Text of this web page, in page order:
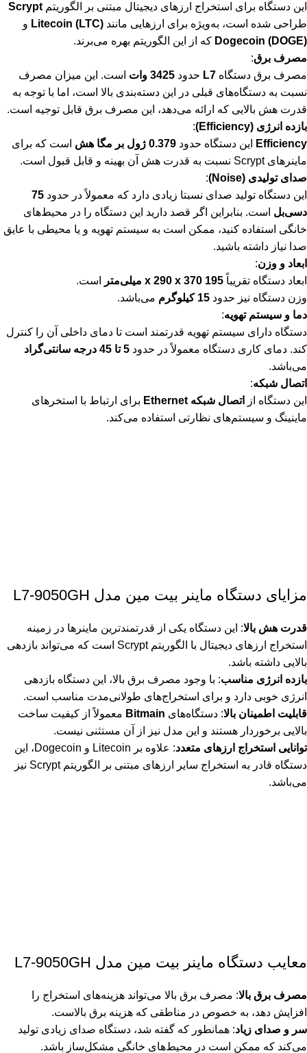
این دستگاه برای استخراج ارزهای دیجیتال مبتنی بر الگوریتم Scrypt
طراحی شده است، به‌ویژه برای ارزهایی مانند Litecoin (LTC) و
Dogecoin (DOGE) که از این الگوریتم بهره می‌برند.
مصرف برق:
مصرف برق دستگاه L7 حدود 3425 وات
است. این میزان مصرف
نسبت به دستگاه‌های قبلی در این دسته‌بندی بالا است، اما با توجه به
قدرت هش بالایی که ارائه می‌دهد، این مصرف برق قابل توجیه است.
بازده انرژی (Efficiency)
:
Efficiency
این دستگاه حدود 0.379 ژول بر مگا هش
است که برای
ماینرهای Scrypt نسبت به قدرت هش آن بهینه و قابل قبول است.
صدای تولیدی (Noise)
:
این دستگاه تولید صدای نسبتا زیادی دارد که معمولاً در حدود 75
دسی‌بل است. بنابراین اگر قصد دارید این دستگاه را در محیط‌های
خانگی استفاده کنید، ممکن است به سیستم تهویه و یا محیطی با عایق
صدا نیاز داشته باشید.
ابعاد و وزن:
ابعاد دستگاه تقریباً 195 x 290 x 370 میلی‌متر
است.
وزن دستگاه نیز حدود 15 کیلوگرم
می‌باشد.
دما و سیستم تهویه:
دستگاه دارای سیستم تهویه قدرتمند است تا دمای داخلی آن را کنترل
کند. دمای کاری دستگاه معمولاً در حدود 5 تا 45 درجه سانتی‌گراد
می‌باشد.
اتصال شبکه:
این دستگاه از
اتصال شبکه Ethernet
برای ارتباط با استخرهای
ماینینگ و سیستم‌های نظارتی استفاده می‌کند.
مزایای دستگاه ماینر بیت مین مدل L7-9050GH
قدرت هش بالا: این دستگاه یکی از قدرتمندترین ماینرها در زمینه
استخراج ارزهای دیجیتال با الگوریتم Scrypt است که می‌تواند بازدهی
بالایی داشته باشد.
بازده انرژی مناسب: با وجود مصرف برق بالا، این دستگاه بازدهی
انرژی خوبی دارد و برای استخراج‌های طولانی‌مدت مناسب است.
قابلیت اطمینان بالا: دستگاه‌های Bitmain معمولاً از کیفیت ساخت
بالایی برخوردار هستند و این مدل نیز از آن مستثنی نیست.
توانایی استخراج ارزهای متعدد
: علاوه بر Litecoin و Dogecoin، این
دستگاه قادر به استخراج سایر ارزهای مبتنی بر الگوریتم Scrypt نیز
می‌باشد.
معایب دستگاه ماینر بیت مین مدل L7-9050GH
مصرف برق بالا: مصرف برق بالا می‌تواند هزینه‌های استخراج را
افزایش دهد، به خصوص در مناطقی که هزینه برق بالاست.
سر و صدای زیاد: همانطور که گفته شد، دستگاه صدای زیادی تولید
می‌کند که ممکن است در محیط‌های خانگی مشکل‌ساز باشد.